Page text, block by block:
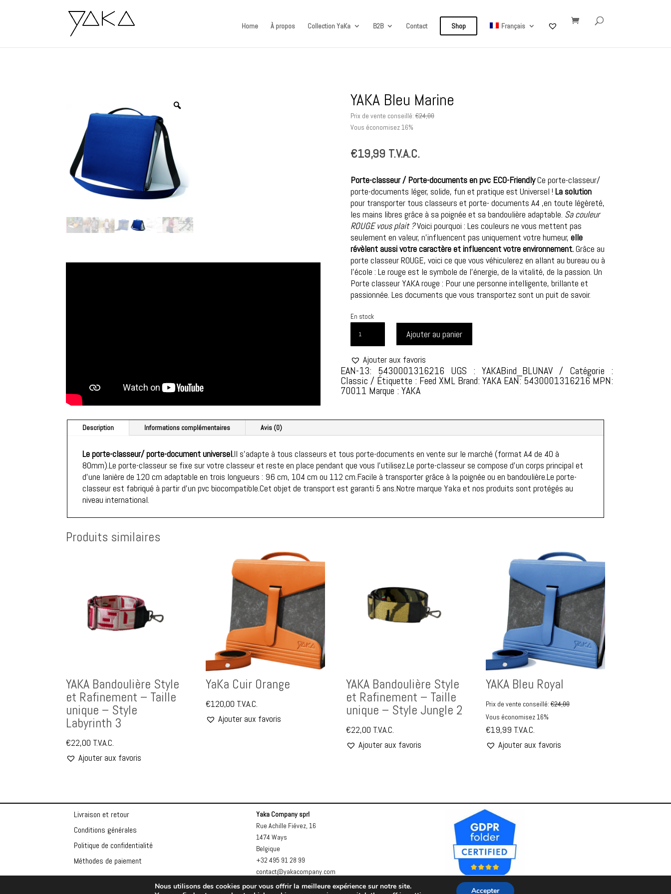
Home À propos Collection YaKa B2B Contact Shop Français
YAKA Bleu Marine
Prix de vente conseillé:€24,00
Vous économisez 16%
€19,99 T.V.A.C.
Porte-classeur / Porte-documents en pvc ECO-FriendlyCe porte-classeur/
porte-documents léger, solide, fun et pratique est Universel ! La solution
pour transporter tous classeurs et porte- documents A4 ,en toute légèreté,
les mains libres grâce à sa poignée et sa bandoulière adaptable. Sa couleur
ROUGE vous plait ?Voici pourquoi : Les couleurs ne vous mettent pas
seulement en valeur, n’influencent pas uniquement votre humeur, elle
révèlent aussi votre caractère et influencent votre environnement.Grâce au
porte classeur ROUGE, voici ce que vous véhiculerez en allant au bureau ou à
l’école : Le rouge est le symbole de l’énergie, de la vitalité, de la passion. Un
Porte classeur YAKA rouge : Pour une personne intelligente, brillante et
passionnée. Les documents que vous transportez sont un puit de savoir.
En stock
BLEU
MARINE
Ajouter au panier
Ajouter aux favoris
EAN-13: 5430001316216 UGS : YAKABind_BLUNAV Catégorie :
Classic Étiquette : Feed XML Brand: YAKA EAN: 5430001316216 MPN:
70011 Marque : YAKA
Description Informations complémentaires Avis (0)
Le porte-classeur/ porte-document universel.Il s'adapte à tous classeurs et tous porte-documents en vente sur le marché (format A4 de 40 à
80mm).Le porte-classeur se fixe sur votre classeur et reste en place pendant que vous l'utilisez.Le porte-classeur se compose d'un corps principal et
d'une lanière de 120 cm adaptable en trois longueurs : 96 cm, 104 cm ou 112 cm.Facile à transporter grâce à la poignée ou en bandoulière.Le porte-
classeur est fabriqué à partir d’un pvc biocompatible.Cet objet de transport est garanti 5 ans.Notre marque Yaka et nos produits sont protégés au
niveau international.
Produits similaires
YAKA Bandoulière Style
et Rafinement – Taille
unique – Style
Labyrinth 3
€22,00 T.V.A.C.
Ajouter aux favoris
YaKa Cuir Orange
€120,00 T.V.A.C.
Ajouter aux favoris
YAKA Bandoulière Style
et Rafinement – Taille
unique – Style Jungle 2
€22,00 T.V.A.C.
Ajouter aux favoris
YAKA Bleu Royal
Prix de vente conseillé:€24,00
Vous économisez 16%
€19,99 T.V.A.C.
Ajouter aux favoris
Livraison et retour
Conditions générales
Politique de confidentialité
Méthodes de paiement
Yaka Company sprl
Rue Achille Fiévez, 16
1474 Ways
Belgique
+32 495 91 28 99
contact@yakacompany.com
Nous utilisons des cookies pour vous offrir la meilleure expérience sur notre site.
Accepter